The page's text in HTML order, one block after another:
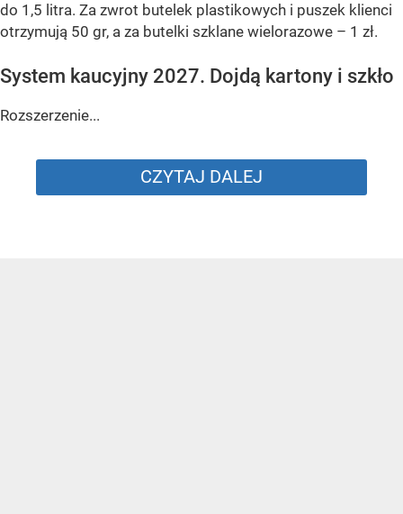
do 1,5 litra. Za zwrot butelek plastikowych i puszek klienci
otrzymują 50 gr, a za butelki szklane wielorazowe – 1 zł.
System kaucyjny 2027. Dojdą kartony i szkło
Rozszerzenie...
CZYTAJ DALEJ